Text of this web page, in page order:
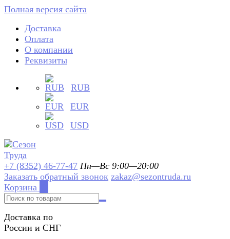
Полная версия сайта
Доставка
Оплата
О компании
Реквизиты
RUB
EUR
USD
+7 (8352) 46-77-47 Пн—Вс 9:00—20:00
Заказать обратный звонок zakaz@sezontruda.ru
Корзина
Доставка по
России и СНГ